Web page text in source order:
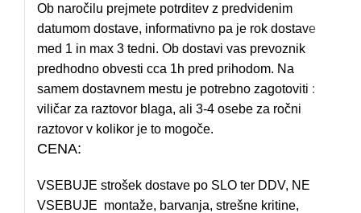
Ob naročilu prejmete potrditev z predvidenim
datumom dostave, informativno pa je rok dostave
med 1 in max 3 tedni. Ob dostavi vas prevoznik
predhodno obvesti cca 1h pred prihodom. Na
samem dostavnem mestu je potrebno zagotoviti :
viličar za raztovor blaga, ali 3-4 osebe za ročni
raztovor v kolikor je to mogoče.
CENA:
VSEBUJE strošek dostave po SLO ter DDV, NE
VSEBUJE montaže, barvanja, strešne kritine,